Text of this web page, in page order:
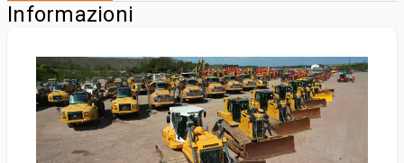
Informazioni